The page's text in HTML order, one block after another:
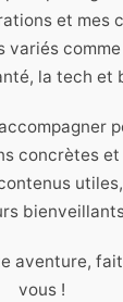
et mes
variés
la tech et
concrètes
aventure,
vous !